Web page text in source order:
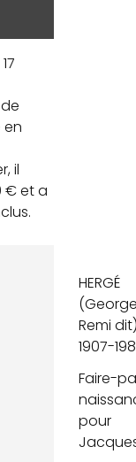
en
il
€ et a
HERGÉ
Remi
1907-
Faire-
pour